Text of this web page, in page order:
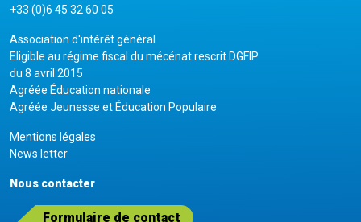
+33 (0)6 45 32 60 05
Association d'intérêt général
Eligible au régime fiscal du mécénat rescrit DGFIP
du 8 avril 2015
Agréée Éducation nationale
Agréée Jeunesse et Éducation Populaire
Mentions légales
News letter
Nous contacter
Formulaire de contact